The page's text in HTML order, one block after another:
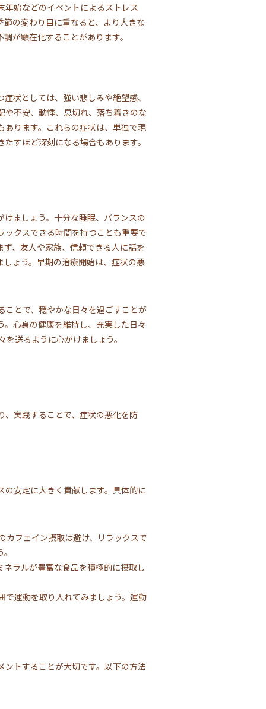
始などのイベントによるストレス
の変わり目に重なると、より大きな
が顕在化することがあります。
状としては、強い悲しみや絶望感、
不安、動悸、息切れ、落ち着きのな
あります。これらの症状は、単独で現
すほど深刻になる場合もあります。
ましょう。十分な睡眠、バランスの
ックスできる時間を持つことも重要で
、友人や家族、信頼できる人に話を
ょう。早期の治療開始は、症状の悪
ことで、穏やかな日々を過ごすことが
心身の健康を維持し、充実した日々
送るように心がけましょう。
実践することで、症状の悪化を防
安定に大きく貢献します。具体的に
カフェイン摂取は避け、リラックスで
ラルが豊富な食品を積極的に摂取し
で運動を取り入れてみましょう。運動
トすることが大切です。以下の方法